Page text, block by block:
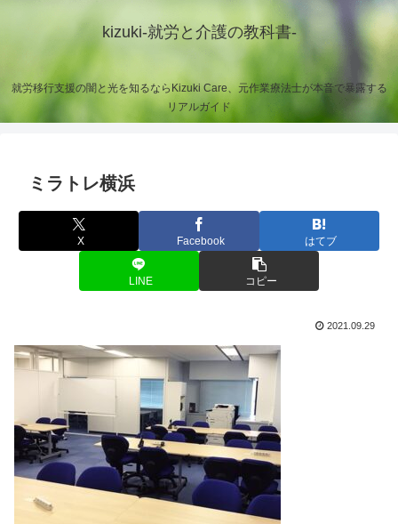
kizuki-就労と介護の教科書-
就労移行支援の闇と光を知るならKizuki Care、元作業療法士が本音で暴露する
リアルガイド
ミラトレ横浜
X Facebook はてブ
LINE コピー
2021.09.29